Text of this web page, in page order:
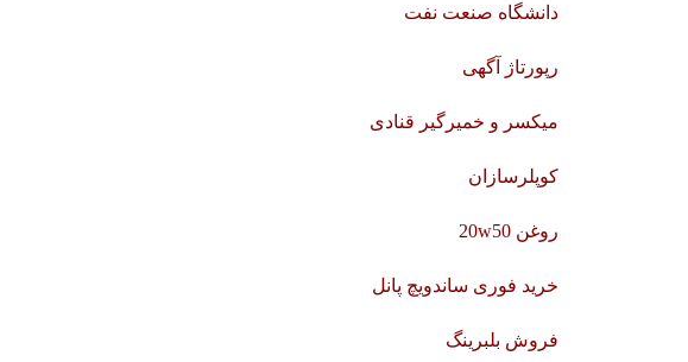
دانشگاه صنعت نفت
رپورتاژ آگهی
میکسر و خمیرگیر قنادی
کوپلرسازان
روغن 20w50
خرید فوری ساندویچ پانل
فروش بلبرینگ